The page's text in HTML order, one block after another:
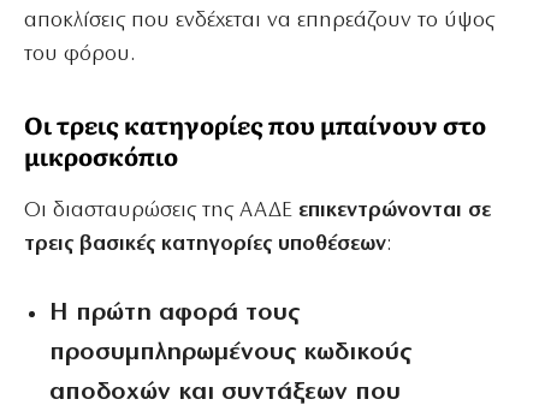
αποκλίσεις που ενδέχεται να επηρεάζουν το ύψος
του φόρου.
Οι τρεις κατηγορίες που μπαίνουν στο
μικροσκόπιο
Οι διασταυρώσεις της ΑΑΔΕ επικεντρώνονται σε
τρεις βασικές κατηγορίες υποθέσεων:
Η πρώτη αφορά τους
προσυμπληρωμένους κωδικούς
αποδοχών και συντάξεων που